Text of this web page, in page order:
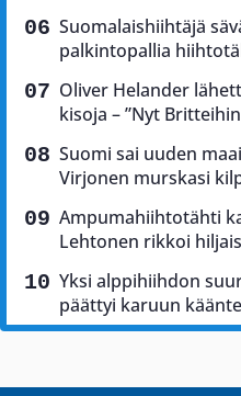
Suomalaishiihtäjä
palkintopallia
Oliver Helander
kisoja – ”Nyt
Suomi sai uuden
Virjonen murskasi
Ampumahiihtotähti
Lehtonen rikkoi
Yksi alppihiihdon
päättyi karuun